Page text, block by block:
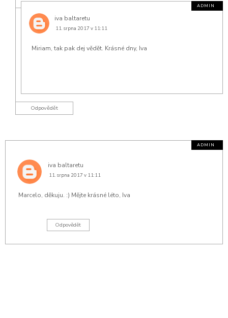
iva baltaretu
11. srpna 2017 v 11:11
Miriam, tak pak dej vědět. Krásné dny, Iva
Odpovědět
iva baltaretu
11. srpna 2017 v 11:11
Marcelo, děkuju. :) Mějte krásné léto, Iva
Odpovědět